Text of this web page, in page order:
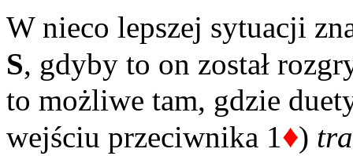
W nieco lepszej sytuacji
S, gdyby to on został
to możliwe tam, gdzie
wejściu przeciwnika 1 ♦)